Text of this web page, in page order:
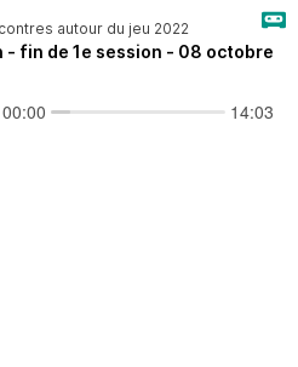
autour du jeu 2022
- fin de 1e session - 08 octobre